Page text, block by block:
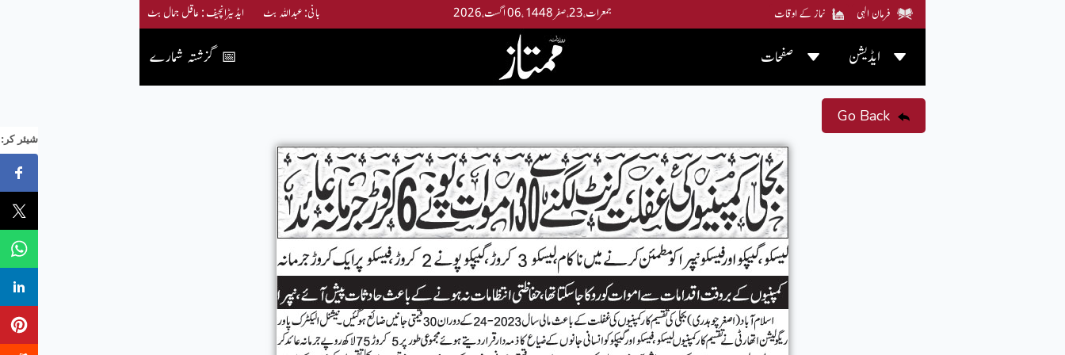
بانی: عبداللہ بٹ ایڈیٹرانچیف : عاقل جمال بٹ جمعرات،23،صفر 1448 ،06 اگست،2026
گزشتہ شمارے 📅 صفحات ایڈیشن
Go Back
:شیئر کر